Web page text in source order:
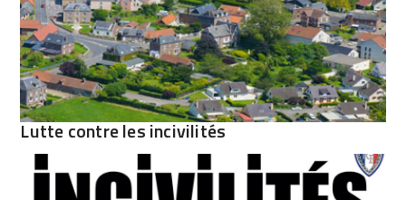
Lutte contre les incivilités